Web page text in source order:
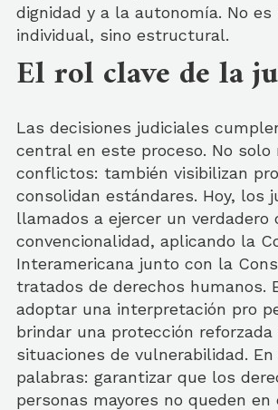
dignidad y a la autonomía. No
individual, sino estructural.
El rol clave de la
Las decisiones judiciales
central en este proceso. No solo
conflictos: también visibilizan
consolidan estándares. Hoy, los
llamados a ejercer un verdadero
convencionalidad, aplicando la
Interamericana junto con la
tratados de derechos humanos.
adoptar una interpretación pro
brindar una protección
situaciones de vulnerabilidad.
palabras: garantizar que los
personas mayores no queden en